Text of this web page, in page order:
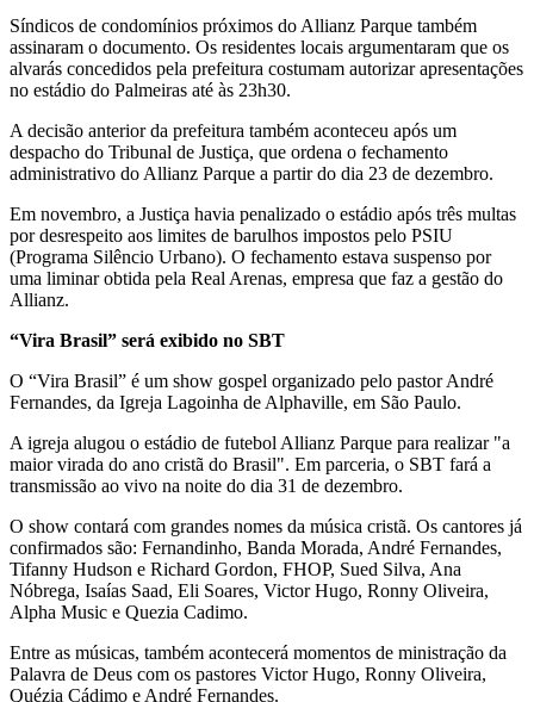
Síndicos de condomínios próximos do Allianz Parque também
assinaram o documento. Os residentes locais argumentaram que os
alvarás concedidos pela prefeitura costumam autorizar apresentações
no estádio do Palmeiras até às 23h30.
A decisão anterior da prefeitura também aconteceu após um
despacho do Tribunal de Justiça, que ordena o fechamento
administrativo do Allianz Parque a partir do dia 23 de dezembro.
Em novembro, a Justiça havia penalizado o estádio após três multas
por desrespeito aos limites de barulhos impostos pelo PSIU
(Programa Silêncio Urbano). O fechamento estava suspenso por
uma liminar obtida pela Real Arenas, empresa que faz a gestão do
Allianz.
“Vira Brasil” será exibido no SBT
O “Vira Brasil” é um show gospel organizado pelo pastor André
Fernandes, da Igreja Lagoinha de Alphaville, em São Paulo.
A igreja alugou o estádio de futebol Allianz Parque para realizar "a
maior virada do ano cristã do Brasil". Em parceria, o SBT fará a
transmissão ao vivo na noite do dia 31 de dezembro.
O show contará com grandes nomes da música cristã. Os cantores já
confirmados são: Fernandinho, Banda Morada, André Fernandes,
Tifanny Hudson e Richard Gordon, FHOP, Sued Silva, Ana
Nóbrega, Isaías Saad, Eli Soares, Victor Hugo, Ronny Oliveira,
Alpha Music e Quezia Cadimo.
Entre as músicas, também acontecerá momentos de ministração da
Palavra de Deus com os pastores Victor Hugo, Ronny Oliveira,
Quézia Cádimo e André Fernandes.